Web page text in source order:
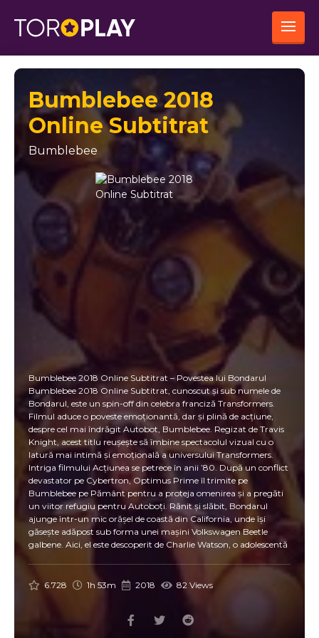
Bumblebee 2018
Online Subtitrat
Bumblebee
Bumblebee 2018 Online Subtitrat – Povestea lui Bondarul
Bumblebee 2018 Online Subtitrat, cunoscut și sub numele de
Bondarul, este un spin-off din celebra franciză Transformers.
Filmul aduce o poveste emoționantă, dar și plină de acțiune,
despre cel mai îndrăgit Autobot, Bumblebee. Regizat de Travis
Knight, acest titlu reușește să îmbine spectacolul vizual cu o
latură mai intimă și emoțională a universului Transformers.
Intriga filmului Acțiunea se petrece în anii ’80. După un conflict
devastator pe Cybertron, Optimus Prime îl trimite pe
Bumblebee pe Pământ pentru a proteja omenirea și a pregăti
un viitor refugiu pentru Autoboți. Rănit și slăbit, Bondarul
ajunge într-un mic orășel de coastă din California, unde își
găsește adăpost sub forma unei mașini Volkswagen Beetle
galbene. Aici, el este descoperit de Charlie Watson, o adolescentă
durează mult. Decepticonii află de prezența lui Bumblebee pe
Subtitrat 🚘 Bondarul – un personaj iubit din universul
6.728 1h 53m 2018 82 Views